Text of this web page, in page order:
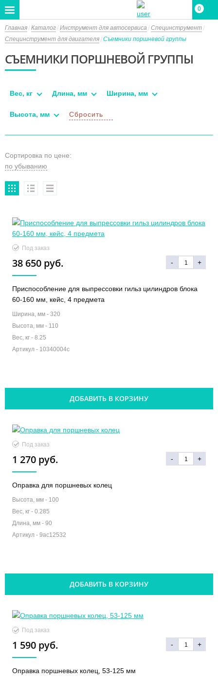
0
Главная Каталог Инструмент для автосервиса
Специнструмент
Специнструмент для двигателя Съемники поршневой группы
СЪЕМНИКИ ПОРШНЕВОЙ ГРУППЫ
Вес, кг Длина, мм Ширина, мм
Высота, мм Сбросить
Сортировка по цене:
Под заказ
38 650 руб. - +
Приспособление для выпрессовки гильз цилиндров блока
60-160 мм, кейс, 4 предмета
Ширина, мм - 320
Высота, мм - 110
Вес, кг - 8.25
Артикул - 10340004c
ДОБАВИТЬ В КОРЗИНУ
Под заказ
1 270 руб. - +
Оправка для поршневых колец
Высота, мм - 100
Вес, кг - 0.285
Длина, мм - 90
Артикул - 9ac12532
ДОБАВИТЬ В КОРЗИНУ
Под заказ
1 590 руб. - +
Оправка поршневых колец, 53-125 мм